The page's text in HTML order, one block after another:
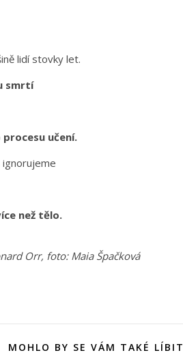
lidí stovky let.
smrtí
učení.
než tělo.
Orr, foto: Maia Špačková
MOHLO BY SE VÁM TAKÉ LÍBIT